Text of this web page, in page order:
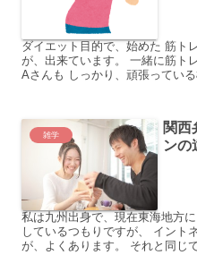
ダイエット目的で、始めた 筋ト
が、出来ています。 一緒に筋ト
Aさんも しっかり、頑張ってい
雑学
関西
ンの
私は九州出身で、現在東海地方
しているつもりですが、 イント
が、よくあります。 それと同じ